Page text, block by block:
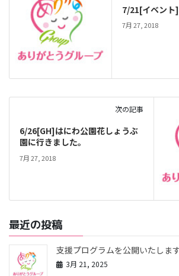
7/21[イベント
7月 27, 2018
次の記事
6/26[GH]はにわ公園花しょうぶ
園に行きました。
7月 27, 2018
最近の投稿
支援プログラムを公開いたします
3月 21, 2025